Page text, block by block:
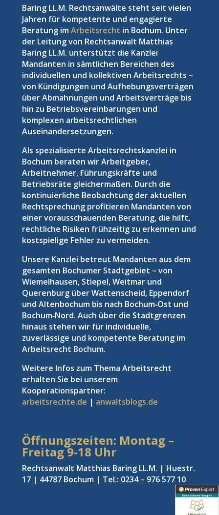
Baring LL.M. Rechtsanwälte steht seit vielen
Jahren für kompetente und engagierte
Beratung imArbeitsrecht in Bochum. Unter
der Leitung von Rechtsanwalt Matthias
Baring LL.M. unterstützt die Kanzlei
Mandanten in sämtlichen Bereichen des
individuellen und kollektiven Arbeitsrechts –
von Kündigungen und Aufhebungsverträgen
über Abmahnungen und Arbeitsverträge bis
hin zu Betriebsvereinbarungen und
komplexen arbeitsrechtlichen
Auseinandersetzungen.
Als spezialisierte Arbeitsrechtskanzlei in
Bochum beraten wir Arbeitgeber,
Arbeitnehmer, Führungskräfte und
Betriebsräte gleichermaßen. Durch die
kontinuierliche Beobachtung der aktuellen
Rechtsprechung profitieren Mandanten von
einer vorausschauenden Beratung, die hilft,
rechtliche Risiken frühzeitig zu erkennen und
kostspielige Fehler zu vermeiden.
Unsere Kanzlei betreut Mandanten aus dem
gesamten Bochumer Stadtgebiet – von
Wiemelhausen, Stiepel, Weitmar und
Querenburg über Wattenscheid, Eppendorf
und Altenbochum bis nach Bochum‑Ost und
Bochum‑Nord. Auch über die Stadtgrenzen
hinaus stehen wir für individuelle,
zuverlässige und kompetente Beratung im
Arbeitsrecht Bochum.
Weitere Infos zum Thema Arbeitsrecht
erhalten Sie bei unserem
Kooperationspartner:
arbeitsrechte.de | anwaltsblogs.de
Öffnungszeiten: Montag –
Freitag9-18 Uhr
Rechtsanwalt Matthias Baring LL.M. | Huestr.
17 | 44787 Bochum | Tel.: 0234 – 976 577 10